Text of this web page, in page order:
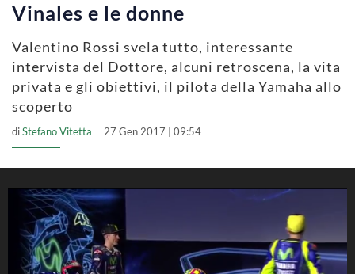
Vinales e le donne
Valentino Rossi svela tutto, interessante
intervista del Dottore, alcuni retroscena, la vita
privata e gli obiettivi, il pilota della Yamaha allo
scoperto
diStefano Vitetta 27 Gen 2017 | 09:54